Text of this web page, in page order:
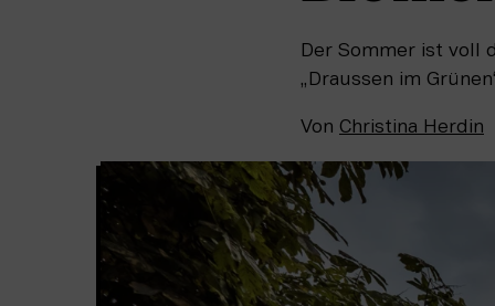
Der Sommer ist voll
„Draussen im
Von Christina Herdin